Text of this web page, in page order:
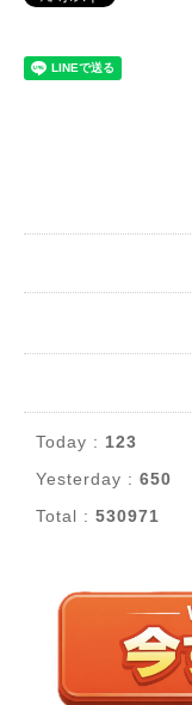
Today : 123
Yesterday : 650
Total : 530971